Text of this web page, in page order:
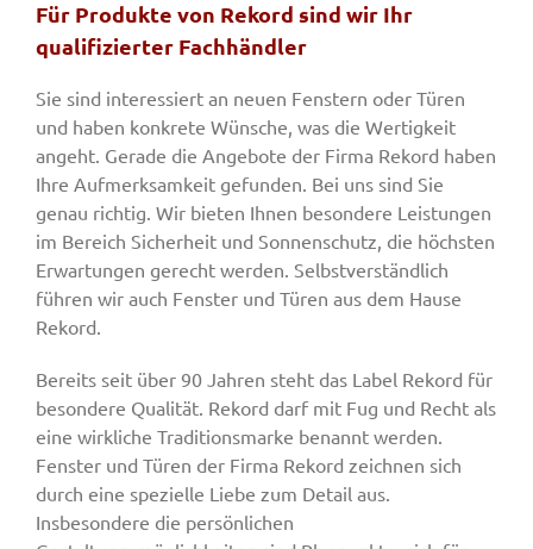
Für Produkte von Rekord sind wir Ihr
qualifizierter Fachhändler
Sie sind interessiert an neuen Fenstern oder Türen
und haben konkrete Wünsche, was die Wertigkeit
angeht. Gerade die Angebote der Firma Rekord haben
Ihre Aufmerksamkeit gefunden. Bei uns sind Sie
genau richtig. Wir bieten Ihnen besondere Leistungen
im Bereich Sicherheit und Sonnenschutz, die höchsten
Erwartungen gerecht werden. Selbstverständlich
führen wir auch Fenster und Türen aus dem Hause
Rekord.
Bereits seit über 90 Jahren steht das Label Rekord für
besondere Qualität. Rekord darf mit Fug und Recht als
eine wirkliche Traditionsmarke benannt werden.
Fenster und Türen der Firma Rekord zeichnen sich
durch eine spezielle Liebe zum Detail aus.
Insbesondere die persönlichen